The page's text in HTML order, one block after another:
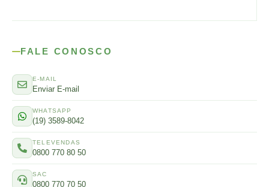
FALE CONOSCO
E-MAIL
Enviar E-mail
WHATSAPP
(19) 3589-8042
TELEVENDAS
0800 770 80 50
SAC
0800 770 70 50